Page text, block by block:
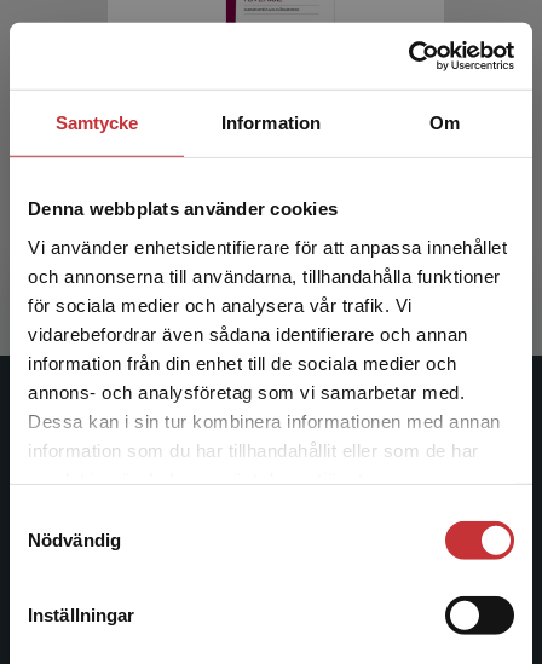
Samtycke Information Om
Denna webbplats använder cookies
Vi använder enhetsidentifierare för att anpassa innehållet
och annonserna till användarna, tillhandahålla funktioner
för sociala medier och analysera vår trafik. Vi
vidarebefordrar även sådana identifierare och annan
information från din enhet till de sociala medier och
annons- och analysföretag som vi samarbetar med.
Dessa kan i sin tur kombinera informationen med annan
information som du har tillhandahållit eller som de har
Nödvändig
Inställningar
Begränsad fraktregion
Det verkar som att du besöker
studentlitteratur.se via en enhet utanför Sverige.
Vi erbjuder inte leveranser utanför Sverige. För
att kunna slutföra ett köp måste
Historieskrivningen i Sverige
Artéus, G - Åmark, Klas (red.)
354 krinkl. moms
Exkl. moms: 334 kr
Studentlitteratur
facklitteratur, utbildningar och digitala
informationstjänster i utbudet, finns Studentlitteratur med